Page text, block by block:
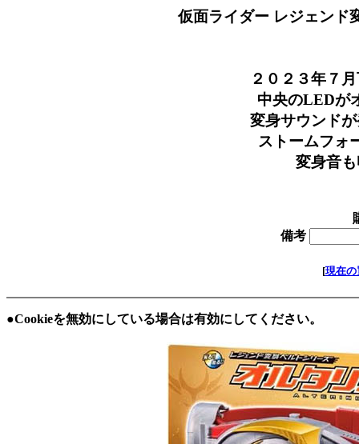
仮面ライダー レジェンド
２０２３年７月
中央のLEDがオ
変身サウンドが
ストームフォー
変身音も
備考
[現在の
●Cookieを無効にしている場合は有効にしてください。